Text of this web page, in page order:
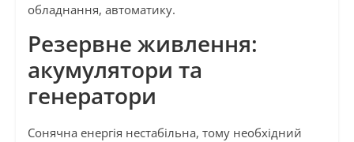
обладнання, автоматику.
Резервне живлення:
акумулятори та
генератори
Сонячна енергія нестабільна, тому необхідний